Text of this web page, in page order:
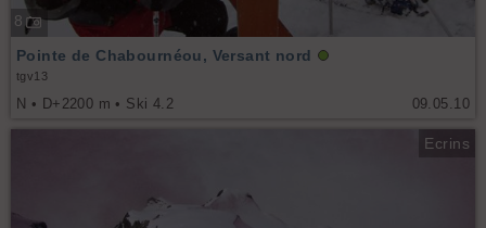
8
09.05.10
Pointe de Chabournéou, Versant nord
tgv13
N • D+2200 m • Ski 4.2
Ecrins